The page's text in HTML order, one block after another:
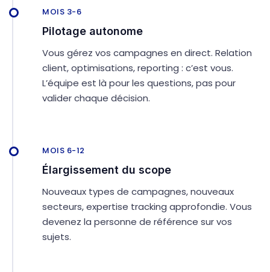
MOIS 3-6
Pilotage autonome
Vous gérez vos campagnes en direct. Relation
client, optimisations, reporting : c’est vous.
L’équipe est là pour les questions, pas pour
valider chaque décision.
MOIS 6-12
Élargissement du scope
Nouveaux types de campagnes, nouveaux
secteurs, expertise tracking approfondie. Vous
devenez la personne de référence sur vos
sujets.